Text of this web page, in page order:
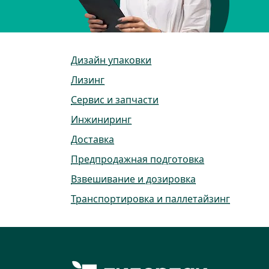
Дизайн упаковки
Лизинг
Сервис и запчасти
Инжиниринг
Доставка
Предпродажная подготовка
Взвешивание и дозировка
Транспортировка и паллетайзинг